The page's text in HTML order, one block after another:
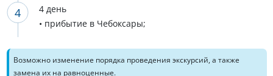
4 день
• прибытие в Чебоксары;
Возможно изменение порядка проведения экскурсий, а также
замена их на равноценные.